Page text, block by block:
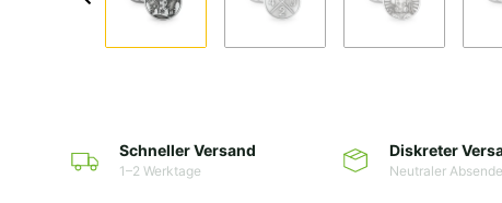
Schneller Versand
1–2 Werktage
Diskreter
Neutraler